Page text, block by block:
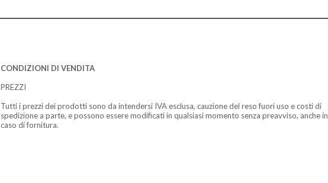
CONDIZIONI DI VENDITA
PREZZI
Tutti i prezzi dei prodotti sono da intendersi IVA esclusa, cauzione del reso fuori uso e costi di
spedizione a parte, e possono essere modificati in qualsiasi momento senza preavviso, anche in
caso di fornitura.